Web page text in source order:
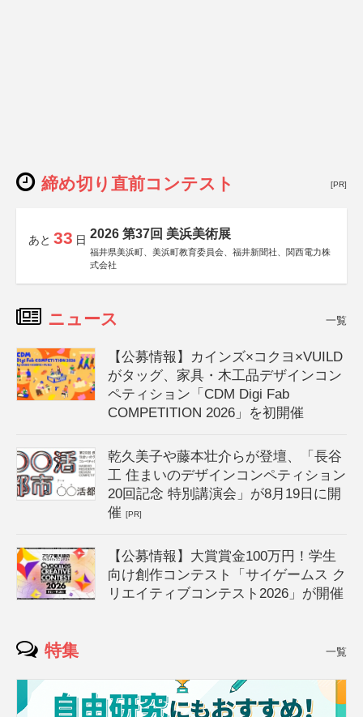
締め切り直前コンテスト [PR]
あと 33 日 2026 第37回 美浜美術展
福井県美浜町、美浜町教育委員会、福井新聞社、関西電力株
式会社
ニュース 一覧
【公募情報】カインズ×コクヨ×VUILD
がタッグ、家具・木工品デザインコン
ペティション「CDM Digi Fab
COMPETITION 2026」を初開催
乾久美子や藤本壮介らが登壇、「長谷
工 住まいのデザインコンペティション
20回記念 特別講演会」が8月19日に開
催[PR]
【公募情報】大賞賞金100万円！学生
向け創作コンテスト「サイゲームス ク
リエイティブコンテスト2026」が開催
特集 一覧